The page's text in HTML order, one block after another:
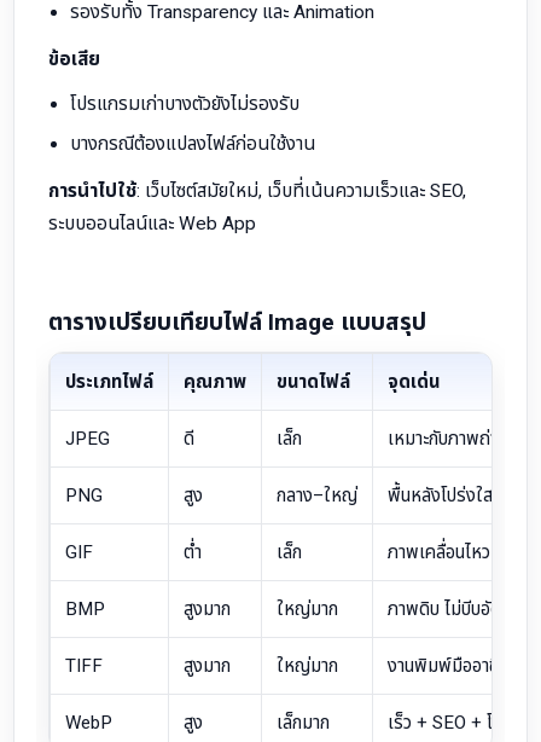
รองรับทั้ง Transparency และ Animation
ข้อเสีย
โปรแกรมเก่าบางตัวยังไม่รองรับ
บางกรณีต้องแปลงไฟล์ก่อนใช้งาน
การนำไปใช้: เว็บไซต์สมัยใหม่, เว็บที่เน้นความเร็วและ SEO,
ระบบออนไลน์และ Web App
ตารางเปรียบเทียบไฟล์ Image แบบสรุป
ประเภทไฟล์ คุณภาพ ขนาดไฟล์ จุดเด่น
JPEG ดี เล็ก เหมาะกับภาพถ่าย
PNG สูง กลาง–ใหญ่ พื้นหลังโปร่งใส
GIF ต่ำ เล็ก ภาพเคลื่อนไหว
BMP สูงมาก ใหญ่มาก ภาพดิบ ไม่บีบอัด
TIFF สูงมาก ใหญ่มาก งานพิมพ์มืออาชีพ
WebP สูง เล็กมาก เร็ว + SEO + โปร่งใ